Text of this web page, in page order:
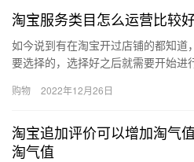
淘宝服务类目怎么运营比较
如今说到有在淘宝开过店铺的都知道
要选择的，选择好之后就需要开始进
较好？…
购物 2022年12月26日
淘宝追加评价可以增加淘气
淘气值